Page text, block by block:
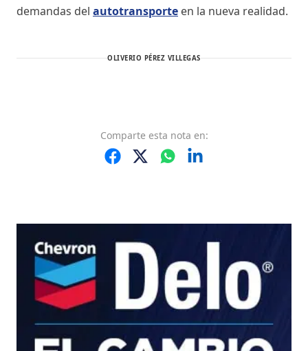
demandas del autotransporte en la nueva realidad.
OLIVERIO PÉREZ VILLEGAS
Comparte esta nota en: